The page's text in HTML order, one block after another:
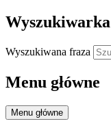
Wyszukiwarka
Wyszukiwana fraza
Menu główne
Menu główne